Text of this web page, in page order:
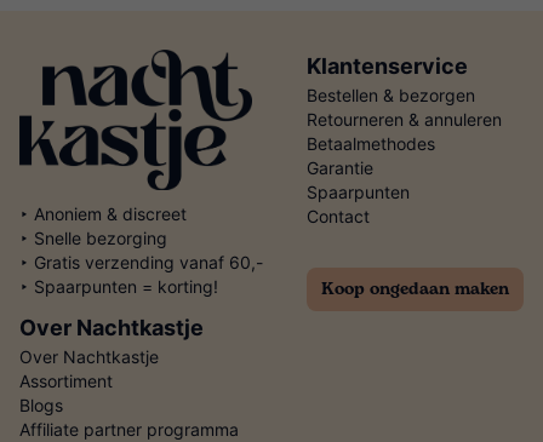
‣ Anoniem & discreet
‣ Snelle bezorging
‣ Gratis verzending vanaf 60,-
‣ Spaarpunten = korting!
Klantenservice
Bestellen & bezorgen
Retourneren & annuleren
Betaalmethodes
Garantie
Spaarpunten
Contact
Koop ongedaan maken
Over Nachtkastje
Over Nachtkastje
Assortiment
Blogs
Affiliate partner programma